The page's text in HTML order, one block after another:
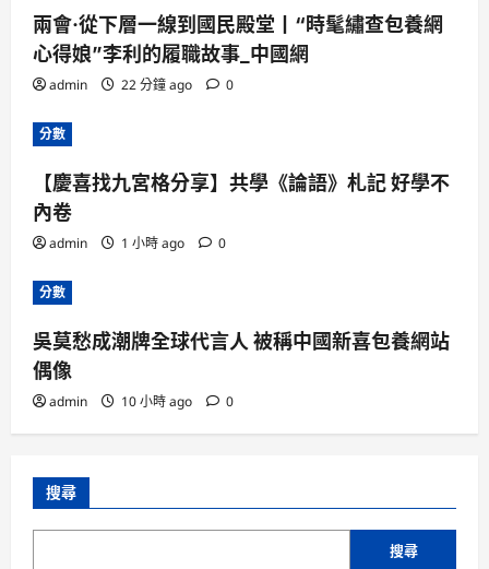
兩會·從下層一線到國民殿堂丨“時髦繡查包養網
心得娘”李利的履職故事_中國網
admin 22 分鐘 ago 0
分數
【慶喜找九宮格分享】共學《論語》札記 好學不
內卷
admin 1 小時 ago 0
分數
吳莫愁成潮牌全球代言人 被稱中國新喜包養網站
偶像
admin 10 小時 ago 0
搜尋
搜尋